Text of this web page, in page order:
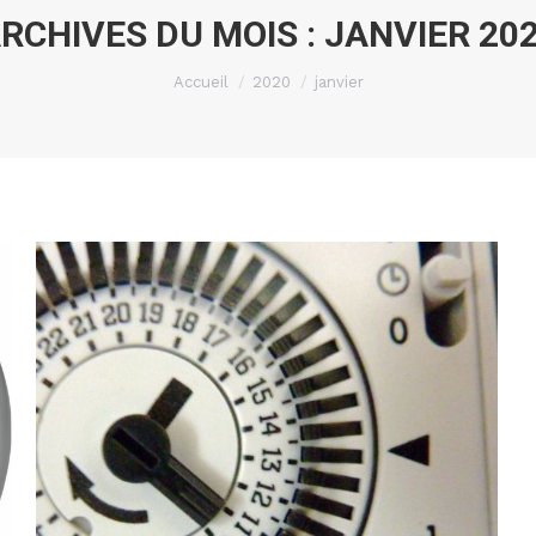
DU MOIS : JANVIER
Vous êtes ici :
Accueil 2020 janvier